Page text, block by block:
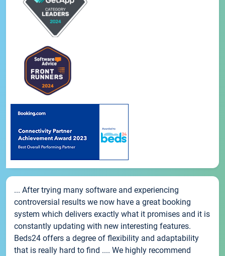
... After trying many software and experiencing
controversial results we now have a great booking
system which delivers exactly what it promises and it is
constantly updating with new interesting features.
Beds24 offers a degree of flexibility and adaptability
that is really hard to find .... We highly recommend